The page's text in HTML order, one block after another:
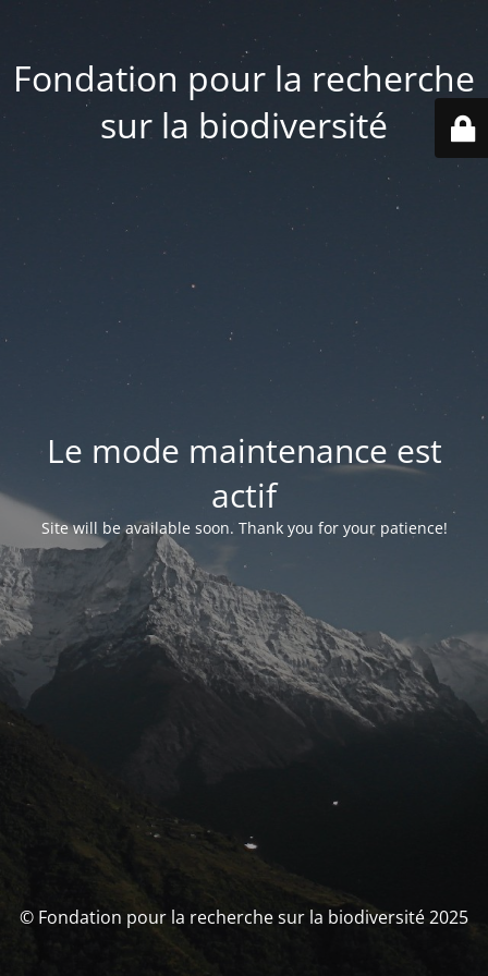
Fondation pour la recherche
sur la biodiversité
Le mode maintenance est
actif
Site will be available soon. Thank you for your patience!
© Fondation pour la recherche sur la biodiversité 2025